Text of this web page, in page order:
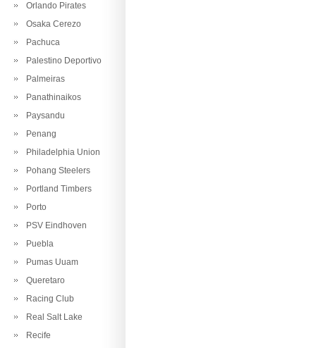
Orlando Pirates
Osaka Cerezo
Pachuca
Palestino Deportivo
Palmeiras
Panathinaikos
Paysandu
Penang
Philadelphia Union
Pohang Steelers
Portland Timbers
Porto
PSV Eindhoven
Puebla
Pumas Uuam
Queretaro
Racing Club
Real Salt Lake
Recife